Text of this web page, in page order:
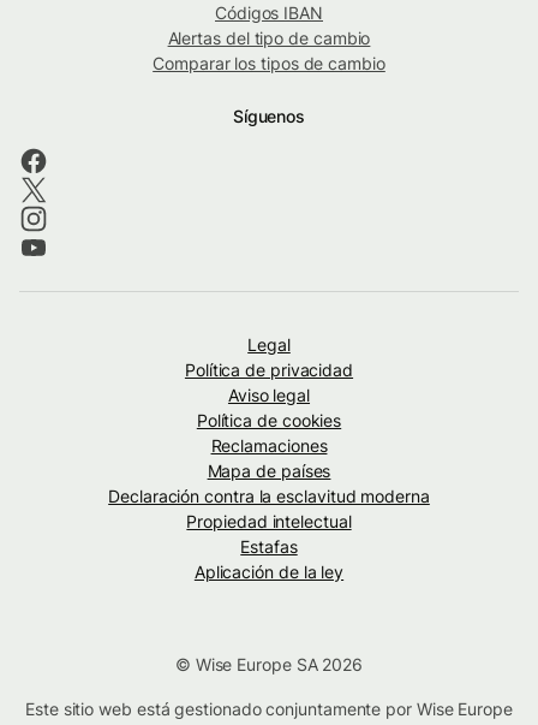
Códigos IBAN
Alertas del tipo de cambio
Comparar los tipos de cambio
Síguenos
Legal
Política de privacidad
Aviso legal
Política de cookies
Reclamaciones
Mapa de países
Declaración contra la esclavitud moderna
Propiedad intelectual
Estafas
Aplicación de la ley
© Wise Europe SA 2026
Este sitio web está gestionado conjuntamente por Wise Europe